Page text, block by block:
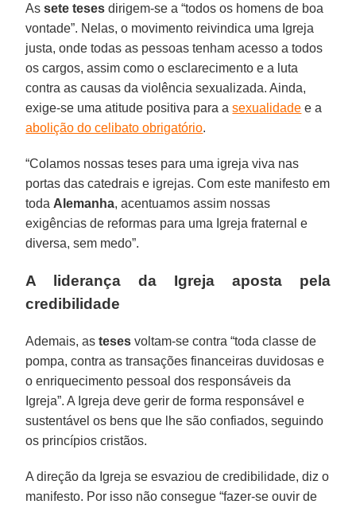
Assete teses dirigem-se a “todos os homens de boa
vontade”. Nelas, o movimento reivindica uma Igreja
justa, onde todas as pessoas tenham acesso a todos
os cargos, assim como o esclarecimento e a luta
contra as causas da violência sexualizada. Ainda,
exige-se uma atitude positiva para asexualidade e a
abolição do celibato obrigatório.
“Colamos nossas teses para uma igreja viva nas
portas das catedrais e igrejas. Com este manifesto em
toda Alemanha, acentuamos assim nossas
exigências de reformas para uma Igreja fraternal e
diversa, sem medo”.
A liderança da Igreja aposta pela
credibilidade
Ademais, asteses voltam-se contra “toda classe de
pompa, contra as transações financeiras duvidosas e
o enriquecimento pessoal dos responsáveis da
Igreja”. A Igreja deve gerir de forma responsável e
sustentável os bens que lhe são confiados, seguindo
os princípios cristãos.
A direção da Igreja se esvaziou de credibilidade, diz o
manifesto. Por isso não consegue “fazer-se ouvir de